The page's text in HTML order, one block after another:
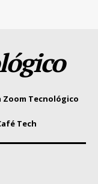
Zoom Tecnológico
Tech